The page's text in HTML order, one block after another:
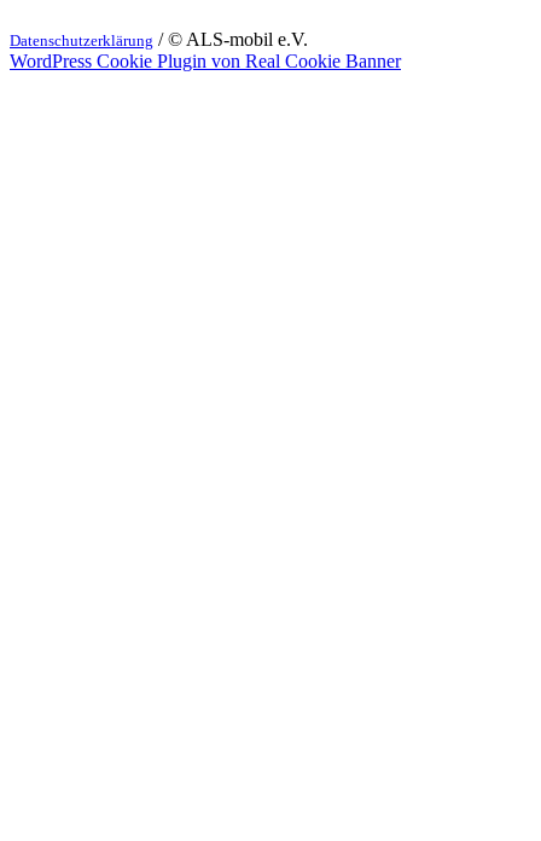
Datenschutzerklärung / © ALS-mobil e.V.
WordPress Cookie Plugin von Real Cookie Banner